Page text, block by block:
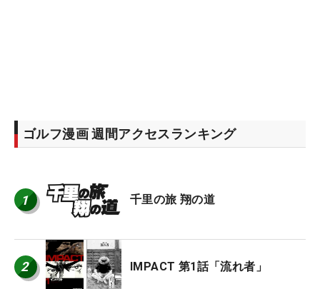
ゴルフ漫画 週間アクセスランキング
1 千里の旅 翔の道
2 IMPACT 第1話「流れ者」